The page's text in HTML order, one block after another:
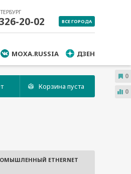
20-02 ВСЕ ГОРОДА
MOXA.RUSSIA ДЗЕН
Корзина пуста
ETHERNET
0
0